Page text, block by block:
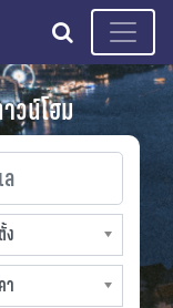
search
วน์โฮม
ง
า